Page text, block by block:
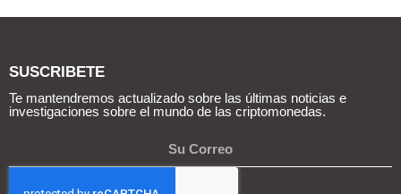
SUSCRIBETE
Te mantendremos actualizado sobre las últimas noticias e
investigaciones sobre el mundo de las criptomonedas.